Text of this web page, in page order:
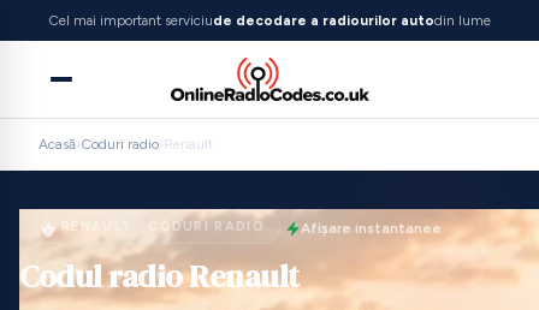
Cel mai important serviciude decodare a radiourilor autodin lume
Acasă›Coduri radio›Renault
RENAULT · CODURI RADIO Afișare instantanee
Codul radio Renault